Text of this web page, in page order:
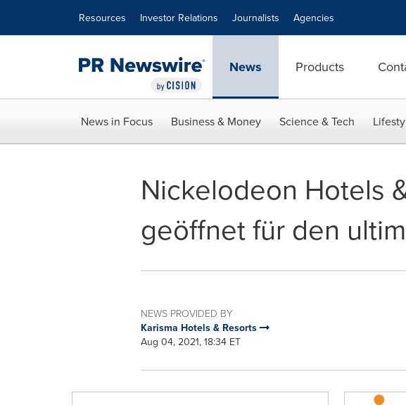
Resources Investor Relations Journalists Agencies
News Products
News in Focus Business & Money Science & Tech
Nickelodeon Hotels
geöffnet für den
NEWS PROVIDED BY
Karisma Hotels & Resorts
Aug 04, 2021, 18:34 ET